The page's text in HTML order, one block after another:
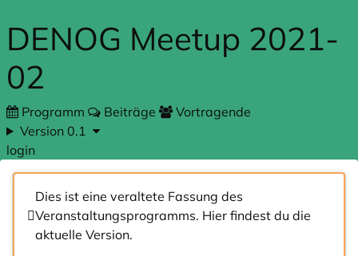
DENOG Meetup 2021-
02
Programm Beiträge
Vortragende
Version 0.1
login
Dies ist eine veraltete Fassung des
Veranstaltungsprogramms. Hier findest du die
aktuelle Version.